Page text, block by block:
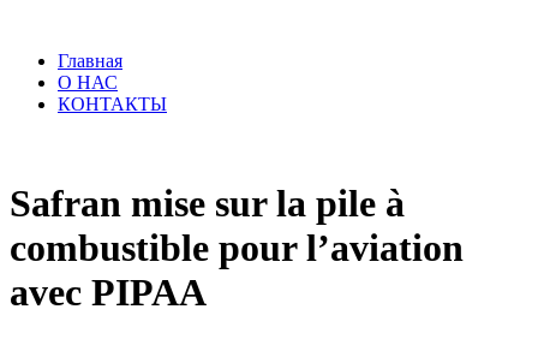
Главная
О НАС
КОНТАКТЫ
Safran mise sur la pile à
combustible pour l’aviation
avec PIPAA